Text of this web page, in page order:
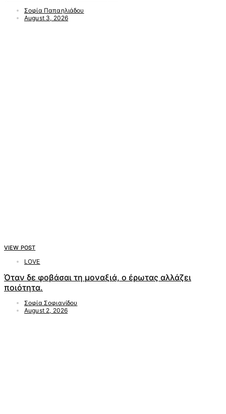
Σοφία Παπαηλιάδου
August 3, 2026
VIEW POST
LOVE
Όταν δε φοβάσαι τη μοναξιά, ο έρωτας αλλάζει
ποιότητα.
Σοφία Σοφιανίδου
August 2, 2026